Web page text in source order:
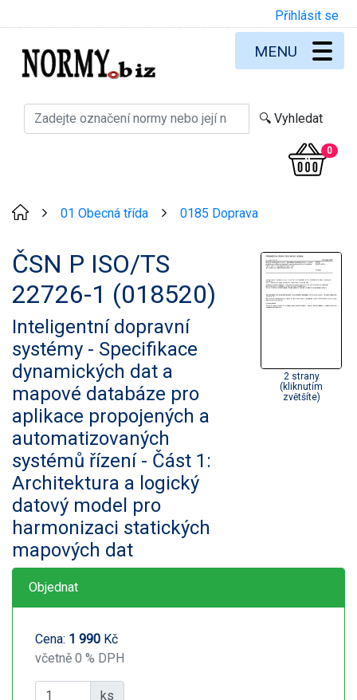
Přihlásit se
0
MENU
01 Obecná třída 0185 Doprava
ČSN P ISO/TS
22726-1 (018520)
Inteligentní dopravní
systémy - Specifikace
dynamických dat a
mapové databáze pro
aplikace propojených a
automatizovaných
systémů řízení - Část 1:
Architektura a logický
datový model pro
harmonizaci statických
mapových dat
2 strany
(kliknutím
zvětšíte)
Objednat
Cena: 1 990 Kč
včetně 0 % DPH
ks